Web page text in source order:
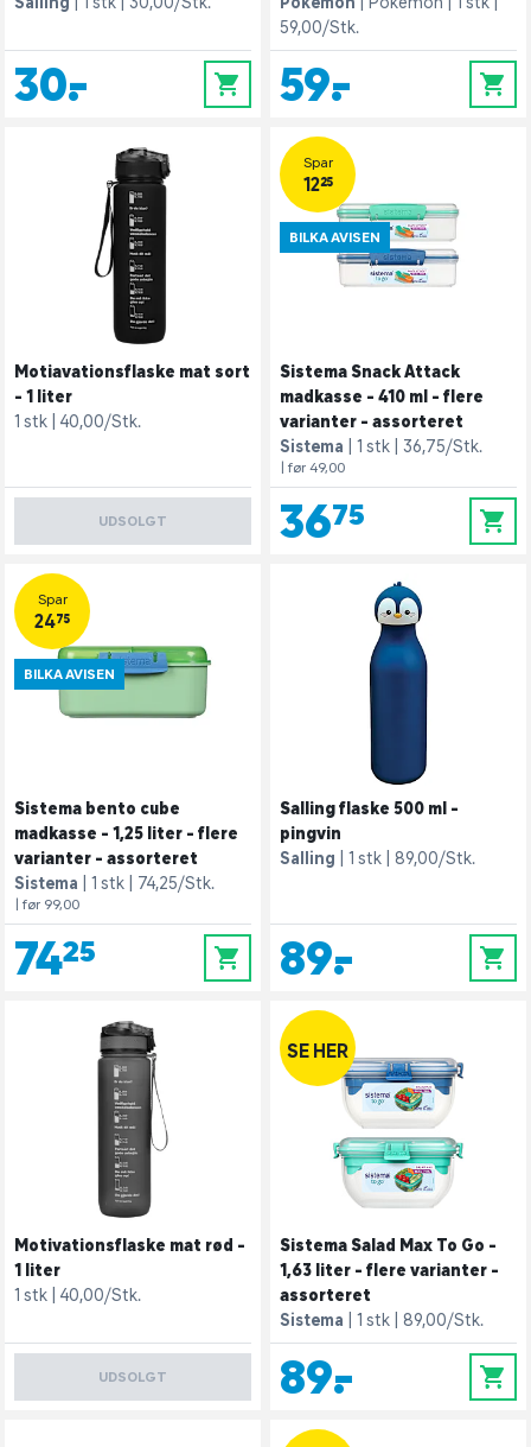
30,- 0
59,00/Stk.
59,- 0
Motiavationsflaske mat sort
- 1 liter
1 stk
40,00/Stk.
UDSOLGT
Spar
12,25
BILKA AVISEN
Sistema Snack Attack
madkasse - 410 ml - flere
varianter - assorteret
Sistema
1 stk 36,75/Stk.
| før 49,00
36,75 0
Spar
24,75
BILKA AVISEN
Sistema bento cube
madkasse - 1,25 liter - flere
varianter - assorteret
Sistema
1 stk 74,25/Stk.
| før 99,00
74,25 0
Salling flaske 500 ml -
pingvin
Salling
1 stk 89,00/Stk.
89,- 0
Motivationsflaske mat rød -
1 liter
1 stk
40,00/Stk.
UDSOLGT
SE HER
Sistema Salad Max To Go -
1,63 liter - flere varianter -
assorteret
Sistema
1 stk 89,00/Stk.
89,- 0